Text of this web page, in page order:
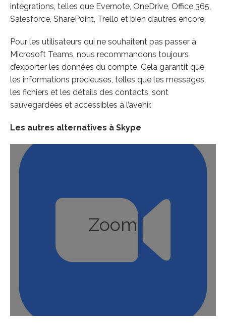
intégrations, telles que Evernote, OneDrive, Office 365,
Salesforce, SharePoint, Trello et bien d’autres encore.
Pour les utilisateurs qui ne souhaitent pas passer à
Microsoft Teams, nous recommandons toujours
d’exporter les données du compte. Cela garantit que
les informations précieuses, telles que les messages,
les fichiers et les détails des contacts, sont
sauvegardées et accessibles à l’avenir.
Les autres alternatives à Skype
Zoom